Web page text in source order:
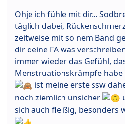
Ohje ich fühle mit dir...
täglich dabei,
zeitweise mit so nem Band
dir deine FA was
immer wieder das Gefühl,
Menstruationskrämpfe habe
ist meine erste ssw
noch ziemlich unsicher
sich auch fleißig, besonders